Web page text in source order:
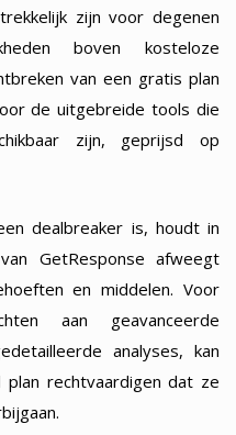
zijn voor degenen
boven kosteloze
van een gratis plan
de uitgebreide tools die
zijn, geprijsd op
dealbreaker is, houdt in
GetResponse afweegt
en middelen. Voor
aan geavanceerde
analyses, kan
rechtvaardigen dat ze